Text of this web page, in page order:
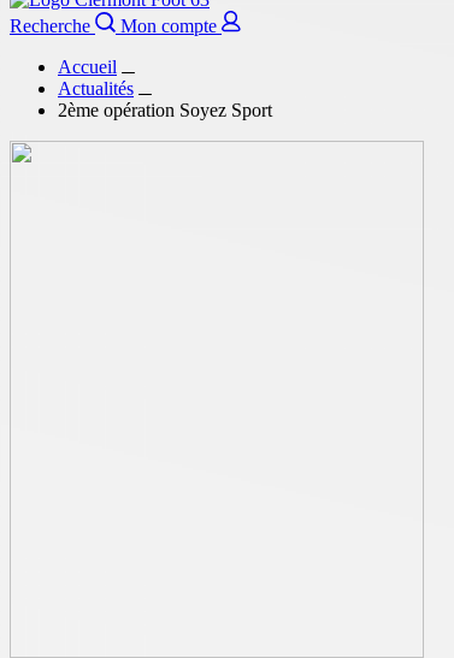
Recherche
Mon compte
Accueil
Actualités
2ème opération Soyez Sport